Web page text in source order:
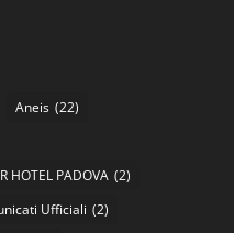
Aneis (22)
HOTEL PADOVA (2)
Ufficiali (2)